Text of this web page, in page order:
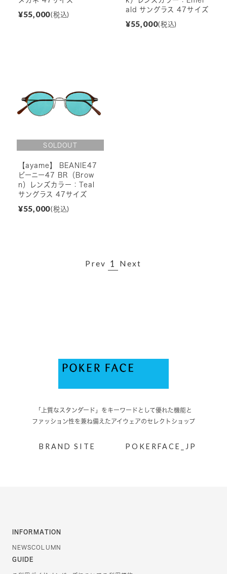
¥55,000(税込)
ald サングラス 47サイズ
¥55,000(税込)
【ayame】 BEANIE47
ビーニー47 BR（Brow
n）レンズカラー：Teal
サングラス 47サイズ
¥55,000(税込)
Prev 1 Next
「上質なスタンダード」をキーワードとして優れた機能と
ファッション性を兼ね備えたアイウェアのセレクトショップ
BRAND SITE POKERFACE_JP
INFORMATION
NEWSCOLUMN
GUIDE